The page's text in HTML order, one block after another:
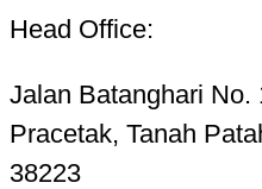
Head Office:
Jalan Batanghari No.
Pracetak, Tanah
38223